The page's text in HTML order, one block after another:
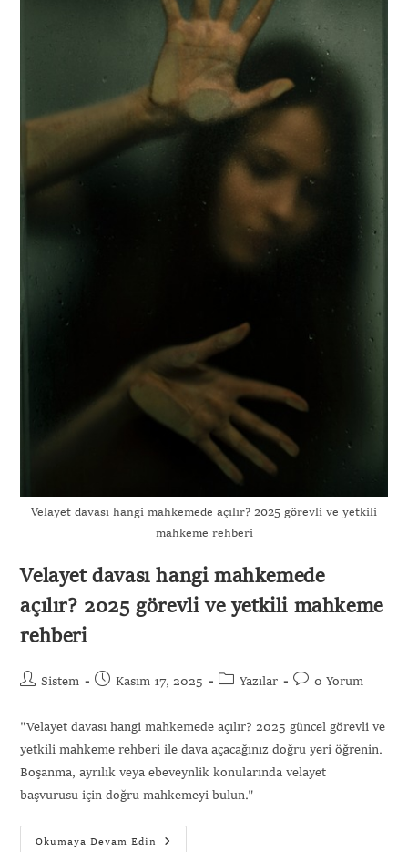
Velayet davası hangi mahkemede açılır? 2025 görevli ve yetkili
mahkeme rehberi
Velayet davası hangi mahkemede
açılır? 2025 görevli ve yetkili mahkeme
rehberi
Sistem Kasım 17, 2025 Yazılar 0 Yorum
"Velayet davası hangi mahkemede açılır? 2025 güncel görevli ve
yetkili mahkeme rehberi ile dava açacağınız doğru yeri öğrenin.
Boşanma, ayrılık veya ebeveynlik konularında velayet
başvurusu için doğru mahkemeyi bulun."
Okumaya Devam Edin